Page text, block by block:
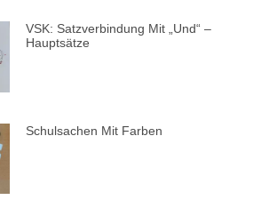
VSK: Satzverbindung Mit „und“ –
Hauptsätze
Schulsachen Mit Farben​